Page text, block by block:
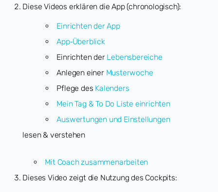
Diese Videos erklären die App (chronologisch):
Einrichten der App
App‑Überblick
Einrichten der Lebensbereiche
Anlegen einer Musterwoche
Pflege des Kalenders
Mein Tag & To Do Liste einrichten
Auswertungen und Einstellungen
lesen & verstehen
Mit Coach zusammenarbeiten
Dieses Video zeigt die Nutzung des Cockpits: